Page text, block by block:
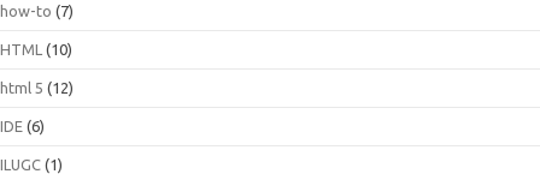
how-to (7)
HTML (10)
html 5 (12)
IDE (6)
ILUGC (1)